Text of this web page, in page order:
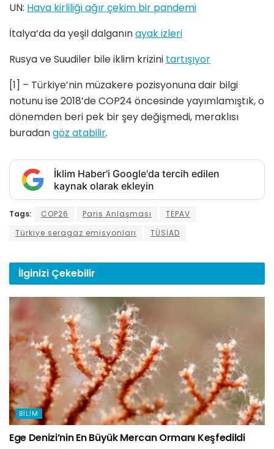
UN: Hava kirliliği ağır çekim bir pandemi
İtalya’da da yeşil dalganınayak izleri
Rusya ve Suudiler bile iklim krizini tartışıyor
[1] – Türkiye’nin müzakere pozisyonuna dair bilgi
notunu ise 2018’de COP24 öncesinde yayımlamıştık, o
dönemden beri pek bir şey değişmedi, meraklısı
buradangöz atabilir.
İklim Haber'i Google'da tercih edilen
kaynak olarak ekleyin
Tags: COP26 Paris Anlaşması
TEPAV
Türkiye seragaz emisyonları
TÜSİAD
İlginizi Çekebilir
BILIM
Ege Denizi’nin En Büyük Mercan Ormanı Keşfedildi